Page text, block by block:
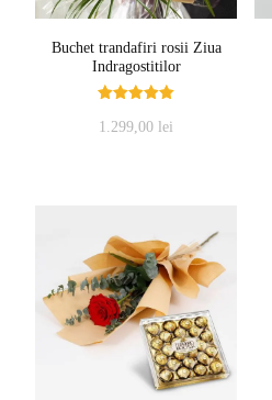
Buchet trandafiri rosii Ziua
Indragostitilor
5.00
1.299,00 lei